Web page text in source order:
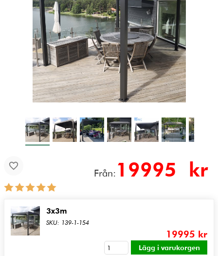
Från: 19995 kr
3x3m
SKU: 139-1-154
19995 kr